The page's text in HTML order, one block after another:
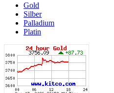
Gold
Silber
Palladium
Platin